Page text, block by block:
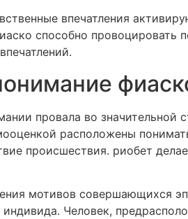
впечатления
способно провоцировать
провала во значительной
расположены
происшествия. риобет
мотивов совершающихся
Человек,